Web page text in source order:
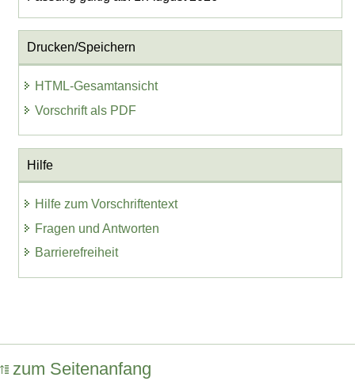
Drucken/Speichern
HTML-Gesamtansicht
Vorschrift als PDF
Hilfe
Hilfe zum Vorschriftentext
Fragen und Antworten
Barrierefreiheit
zum Seitenanfang